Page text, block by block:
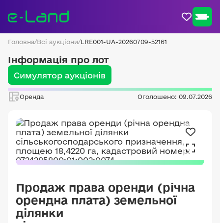
Головна/Всі аукціони/LRE001-UA-20260709-52161
Інформація про лот
Симулятор аукціонів
Оренда Оголошено: 09.07.2026
Продаж права оренди (річна
орендна плата) земельної
ділянки